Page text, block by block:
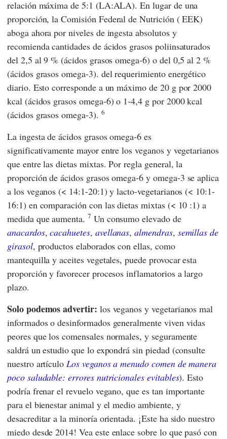
relación máxima de 5:1 (LA:ALA). En lugar de una
proporción, laComisión Federal de Nutrición(EEK)
aboga ahora por niveles de ingesta absolutos y
recomienda cantidades de ácidos grasos poliinsaturados
del 2,5 al 9 % (ácidos grasos omega-6) o del 0,5 al 2 %
(ácidos grasos omega-3). del requerimiento energético
diario. Esto corresponde a un máximo de 20 g por 2000
kcal (ácidos grasos omega-6) o 1-4,4 g por 2000 kcal
(ácidos grasos omega-3). 6
La ingesta de ácidos grasos omega-6 es
significativamente mayor entre los veganos y vegetarianos
que entre las dietas mixtas. Por regla general, la
proporción de ácidos grasos omega-6 y omega-3 se aplica
a los veganos (< 14:1-20:1) y lacto-vegetarianos (< 10:1-
16:1) en comparación con las dietas mixtas (< 10 :1) a
medida que aumenta. 7 Un consumo elevado de
anacardos,cacahuetes, avellanas,almendras, semillas de
girasol, productos elaborados con ellas, como
mantequilla y aceites vegetales, puede provocar esta
proporción y favorecer procesos inflamatorios a largo
plazo.
Solo podemos advertir: los veganos y vegetarianos mal
informados o desinformados generalmente viven vidas
peores que los comensales normales, y seguramente
saldrá un estudio que lo expondrá sin piedad (consulte
nuestro artículoLos veganos a menudo comen de manera
poco saludable: errores nutricionales evitables). Esto
podría frenar el revuelo vegano, que es tan importante
para el bienestar animal y el medio ambiente, y
desacreditar a la minoría orientada. ¡Este ha sido nuestro
miedo desde 2014! Vea este enlace sobre lo que pasó con